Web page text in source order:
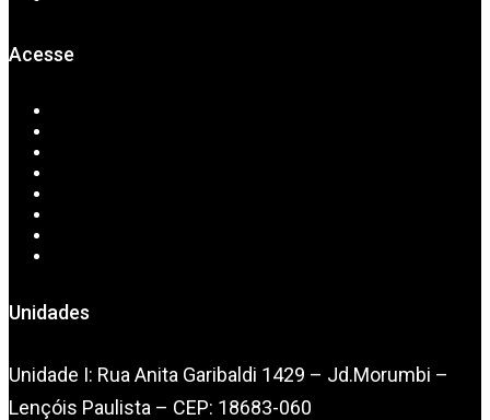
Acesse
Unidades
Unidade I: Rua Anita Garibaldi 1429 – Jd.Morumbi –
Lençóis Paulista – CEP: 18683-060